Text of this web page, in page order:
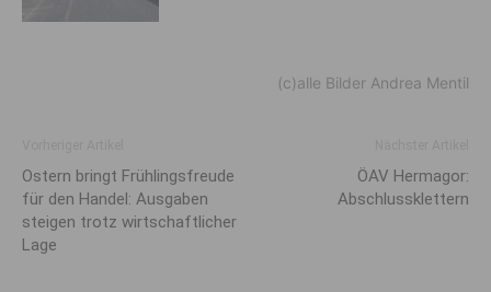
(c)alle Bilder Andrea Mentil
Ostern bringt Frühlingsfreude
für den Handel: Ausgaben
steigen trotz wirtschaftlicher
Lage
ÖAV Hermagor:
Abschlussklettern